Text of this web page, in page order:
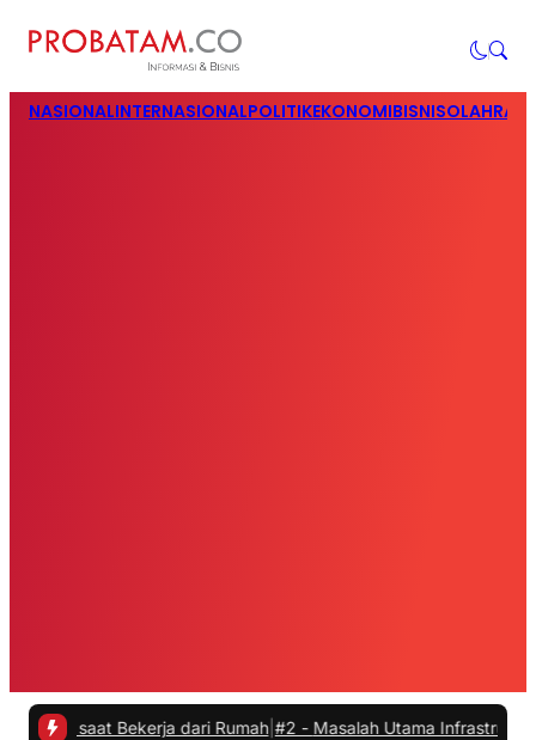
NASIONALINTERNASIONALPOLITIKEKONOMIBISNIS
saat Bekerja dari Rumah| #2 -Masalah Utama Infrastruktur